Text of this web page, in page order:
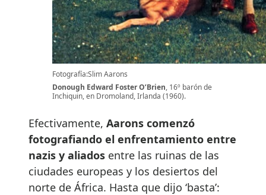
Fotografía:Slim Aarons
Donough Edward Foster O’Brien, 16º barón de
Inchiquin, en Dromoland, Irlanda (1960).
Efectivamente, Aarons comenzó
fotografiando el enfrentamiento entre
nazis y aliados entre las ruinas de las
ciudades europeas y los desiertos del
norte de África. Hasta que dijo ‘basta’: